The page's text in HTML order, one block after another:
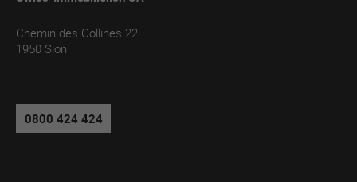
Chemin des Collines 22
1950 Sion
0800 424 424